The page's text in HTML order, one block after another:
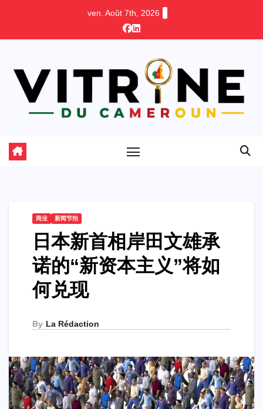
ven. Août 7th, 2026
商业 新闻节拍
日本新首相岸田文雄承
诺的“新资本主义”将如
何兑现
By La Rédaction